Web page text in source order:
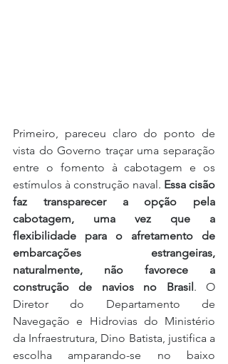
Primeiro, pareceu claro do ponto de
vista do Governo traçar uma separação
entre o fomento à cabotagem e os
estímulos à construção naval. Essa cisão
faz transparecer a opção pela
cabotagem, uma vez que a
flexibilidade para o afretamento de
embarcações estrangeiras,
naturalmente, não favorece a
construção de navios no Brasil. O
Diretor do Departamento de
Navegação e Hidrovias do Ministério
da Infraestrutura, Dino Batista, justifica a
escolha amparando-se no baixo